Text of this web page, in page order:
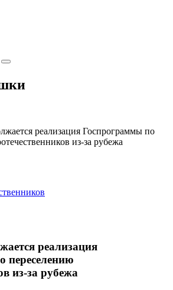
реализация Госпрограммы по
из-за рубежа
реализация
переселению
из-за рубежа